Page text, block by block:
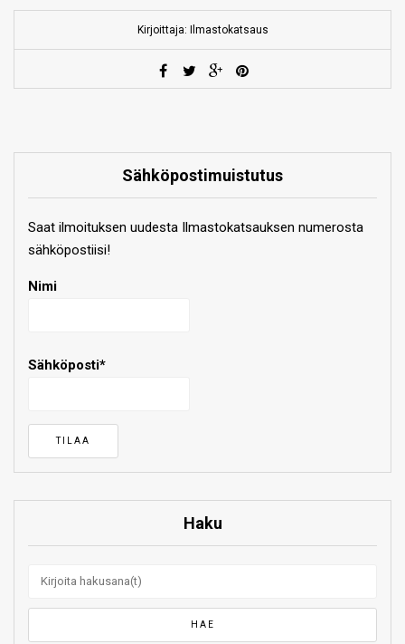
Kirjoittaja: Ilmastokatsaus
Sähköpostimuistutus
Saat ilmoituksen uudesta Ilmastokatsauksen numerosta
sähköpostiisi!
Nimi
Sähköposti*
Haku